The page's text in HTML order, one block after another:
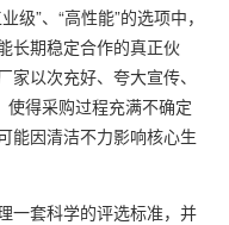
”、“高性能”的选项中，
长期稳定合作的真正伙
以次充好、夸大宣传、
使得采购过程充满不确定
能因清洁不力影响核心生
套科学的评选标准，并